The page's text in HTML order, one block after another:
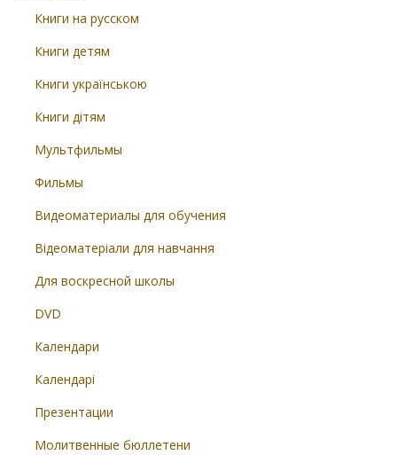
Книги на русском
Книги детям
Книги українською
Книги дітям
Мультфильмы
Фильмы
Видеоматериалы для обучения
Відеоматеріали для навчання
Для воскресной школы
DVD
Календари
Календарі
Презентации
Молитвенные бюллетени